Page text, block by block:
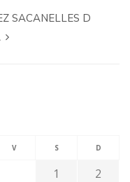
SACANELLES D
V S D
1
2